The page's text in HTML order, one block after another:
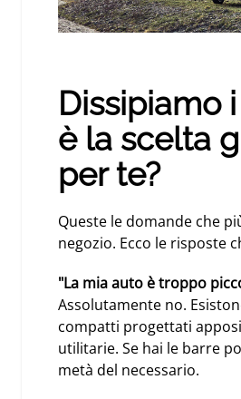
Dissipiamo
è la scelta
per te?
Queste le domande che
negozio. Ecco le risposte
"La mia auto è troppo
Assolutamente no.
compatti progettati
utilitarie. Se hai le barre
metà del necessario.